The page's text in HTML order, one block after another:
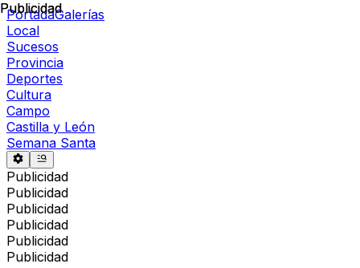
PortadaGalerías
Local
Sucesos
Provincia
Deportes
Cultura
Campo
Castilla y León
Semana Santa
Publicidad
Publicidad
Publicidad
Publicidad
Publicidad
Publicidad
Publicidad
Publicidad